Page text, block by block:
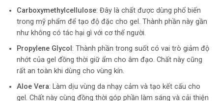
Carboxymethylcellulose: Đây là chất được dùng phổ biến
trong mỹ phẩm để tạo độ đặc cho gel. Thành phần này gần
như không có tác hại gì với cơ thể người.
Propylene Glycol : Thành phần trong suốt có vai trò giảm độ
nhớt của gel đồng thời giữ ẩm cho âm đạo. Chất này cũng
rất an toàn khi dùng cho vùng kín.
Aloe Vera: Làm dịu vùng da nhạy cảm và tạo kết cấu cho
gel. Chất này cùng đồng thời góp phần làm sáng và cải thiện